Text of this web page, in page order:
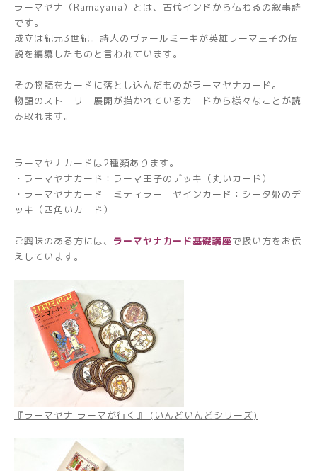
ラーマヤナ（Ramayana）とは、古代インドから伝わるの叙事詩
です。
成立は紀元3世紀。詩人のヴァールミーキが英雄ラーマ王子の伝
説を編纂したものと言われています。
その物語をカードに落とし込んだものがラーマヤナカード。
物語のストーリー展開が描かれているカードから様々なことが読
み取れます。
ラーマヤナカードは2種類あります。
・ラーマヤナカード：ラーマ王子のデッキ（丸いカード）
・ラーマヤナカード ミティラー＝ヤインカード：シータ姫のデ
ッキ（四角いカード）
ご興味のある方には、 ラーマヤナカード基礎講座で扱い方をお伝
えしています。
『ラーマヤナ ラーマが行く』 (いんどいんどシリーズ)